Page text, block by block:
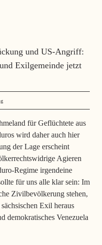
und US-Angriff:
Exilgemeinde jetzt
für Geflüchtete aus
wird daher auch hier
der Lage erscheint
Agieren
Regime irgendeine
für uns alle klar sein: Im
Zivilbevölkerung stehen,
Exil heraus
demokratisches Venezuela